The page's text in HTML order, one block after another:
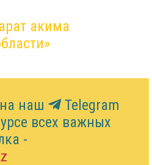
акима
наш
Telegram
всех важных
-